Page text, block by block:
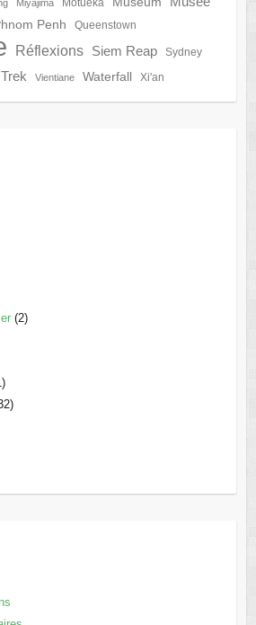
Miyajima
Penh Queenstown
Réflexions Siem Reap Sydney
Trek Vientiane Waterfall Xi'an
(2)